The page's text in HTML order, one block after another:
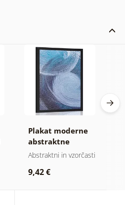
Plakat moderne
abstraktne
poteze
Abstraktni in vzorčasti
9,42 €